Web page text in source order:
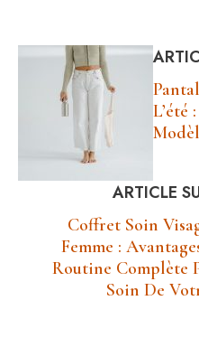
L’été
ARTICLE
Coffret Soin
Femme :
Routine Complète
Soin De